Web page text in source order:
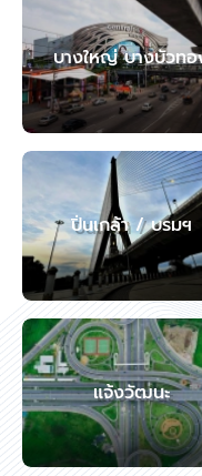
บางใหญ่ บางบัวท
ปิ่นเกล้า / บรมฯ
แจ้งวัฒนะ